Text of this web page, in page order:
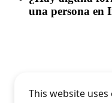
una persona en